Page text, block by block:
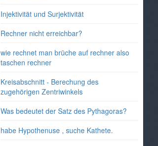
Injektivität und Surjektivität
Rechner nicht erreichbar?
wie rechnet man brüche auf rechner also
taschen rechner
Kreisabschnitt - Berechung des
zugehörigen Zentriwinkels
Was bedeutet der Satz des Pythagoras?
habe Hypothenuse , suche Kathete.